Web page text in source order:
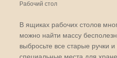
Рабочий стол
В ящиках рабочих столов
можно найти массу
выбросьте все старые ручки